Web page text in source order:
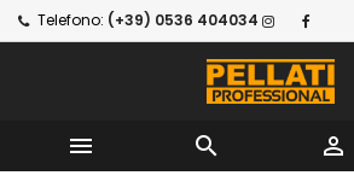
Telefono: (+39) 0536 404034
  